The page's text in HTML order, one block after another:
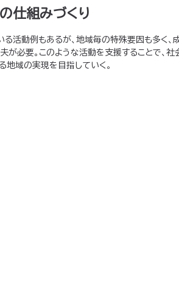
仕組みづくり
活動例もあるが、地域毎の特殊要因も多く、
が必要。このような活動を支援することで、
地域の実現を目指していく。